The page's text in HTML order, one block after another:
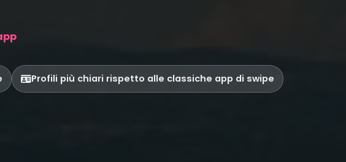
Profili più chiari rispetto alle classiche app di swipe